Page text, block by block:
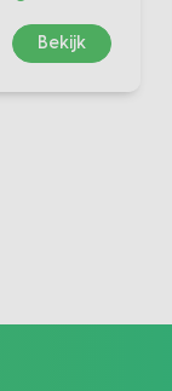
Bekijk